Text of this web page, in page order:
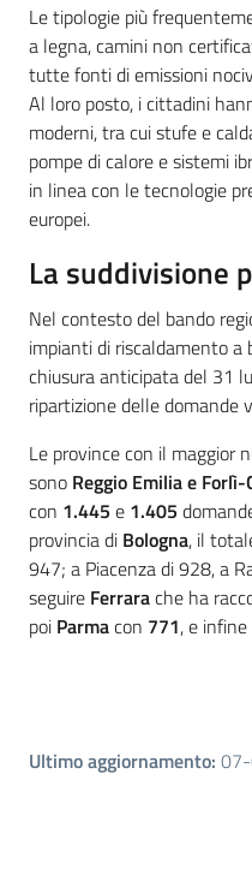
Le tipologie più
a legna, camini non
tutte fonti di emissioni
Al loro posto, i cittadini
moderni, tra cui stufe e
pompe di calore e sistemi
in linea con le tecnologie
europei.
La suddivisione
Nel contesto del bando
impianti di riscaldamento
chiusura anticipata del 31
ripartizione delle domande
Le province con il maggior
sono Reggio Emilia e Forlì-
con 1.445 e 1.405
provincia di Bologna, il
947; a Piacenza di 928, a
seguire Ferrarache ha
poi Parmacon 771, e
Ultimo aggiornamento: